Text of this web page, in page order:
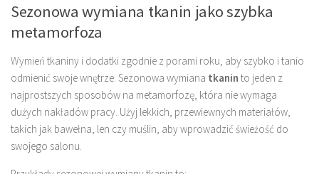
Sezonowa wymiana tkanin jako szybka
metamorfoza
Wymień tkaniny i dodatki zgodnie z porami roku, aby szybko i tanio
odmienić swoje wnętrze. Sezonowa wymiana tkanin to jeden z
najprostszych sposobów na metamorfozę, która nie wymaga
dużych nakładów pracy. Użyj lekkich, przewiewnych materiałów,
takich jak bawełna, len czy muślin, aby wprowadzić świeżość do
swojego salonu.